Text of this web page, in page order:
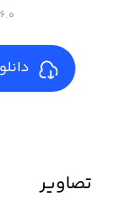
تصاویر